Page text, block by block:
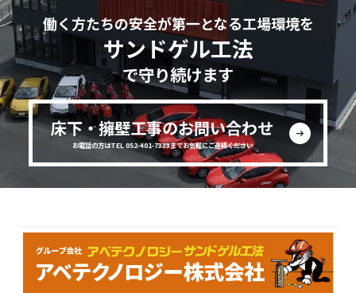
働く方たちの安全が第一となる工場環境を
サンドゲル工法
で守り続けます
床下・擁壁工事のお問い合わせ
お電話の方はTEL 052-401-7333までお気軽にご連絡ください